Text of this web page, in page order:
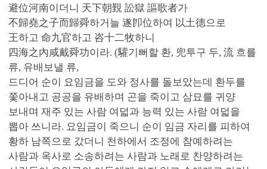
避位河南이더니 天下朝覲 訟獄 謳歌者가
不歸堯之子而歸舜하거늘 遂卽位하여 以土德으로
王하고 命九官하고 咨十二牧하니
四海之內咸戴舜功이라. (驩기뻐할 환, 兜투구 두, 流 흐를
류, 유배보낼 류,
드디어 순이 요임금을 도와 정사를 돌보았는데 환두를
쫓아내고 공공을 유배하며 곤을 죽이고 삼묘를 귀양
보내며 재주 있는 사람 여덟과 능력 있는 사람 여덟을
뽑아 쓰니라. 요임금이 죽으니 순이 임금 자리를 피하여
황하 남쪽으로 갔더니 천하에서 조정에 참예하려는
사람과 옥사로 소송하려는 사람과 노래로 찬양하려는